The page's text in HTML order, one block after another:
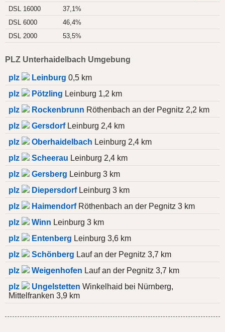
DSL 16000
37,1%
DSL 6000
46,4%
DSL 2000
53,5%
PLZ Unterhaidelbach Umgebung
plz Leinburg 0,5 km
plz
Pötzling Leinburg 1,2 km
plz
Rockenbrunn Röthenbach an der Pegnitz 2,2 km
plz
GersdorfLeinburg 2,4 km
plz
Oberhaidelbach Leinburg 2,4 km
plz
Scheerau Leinburg 2,4 km
plz
Gersberg Leinburg 3 km
plz
DiepersdorfLeinburg 3 km
plz
HaimendorfRöthenbach an der Pegnitz 3 km
plz
Winn Leinburg 3 km
plz
Entenberg Leinburg 3,6 km
plz
Schönberg Lauf an der Pegnitz 3,7 km
plz
Weigenhofen Lauf an der Pegnitz 3,7 km
plz
Ungelstetten Winkelhaid bei Nürnberg,
Mittelfranken 3,9 km